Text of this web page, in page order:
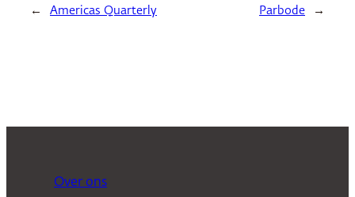
← Americas Quarterly Parbode →
Over ons